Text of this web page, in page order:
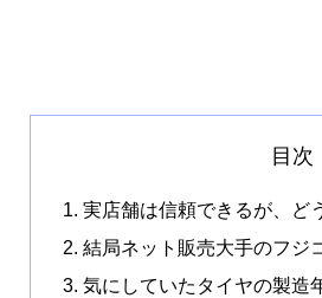
目次
実店舗は信頼できるが、ど
結局ネット販売大手のフジ
気にしていたタイヤの製造